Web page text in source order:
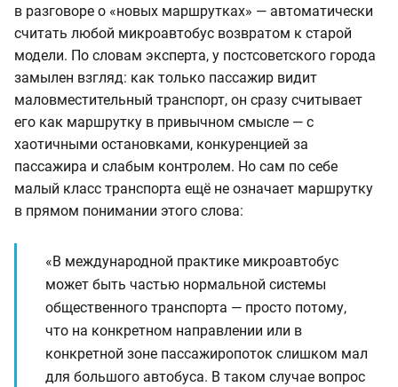
в разговоре о «новых маршрутках» — автоматически
считать любой микроавтобус возвратом к старой
модели. По словам эксперта, у постсоветского города
замылен взгляд: как только пассажир видит
маловместительный транспорт, он сразу считывает
его как маршрутку в привычном смысле — с
хаотичными остановками, конкуренцией за
пассажира и слабым контролем. Но сам по себе
малый класс транспорта ещё не означает маршрутку
в прямом понимании этого слова:
«В международной практике микроавтобус
может быть частью нормальной системы
общественного транспорта — просто потому,
что на конкретном направлении или в
конкретной зоне пассажиропоток слишком мал
для большого автобуса. В таком случае вопрос